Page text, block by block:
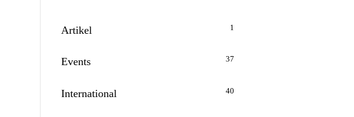
Artikel 1
Events 37
International 40